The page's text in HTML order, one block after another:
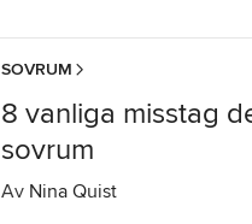
SOVRUM
8 vanliga misstag
sovrum
Av Nina Quist